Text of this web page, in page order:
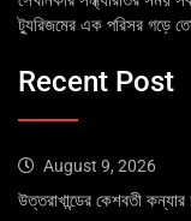
ট্যুরিজমের এক পরিসর গড়ে
Recent Post
August 9, 2026
উত্তরাখান্ডের কেশবতী